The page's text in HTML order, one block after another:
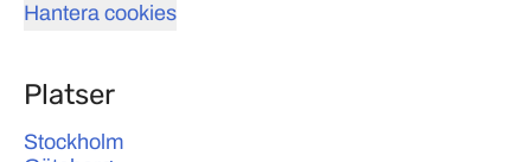
Hantera cookies
Platser
Stockholm